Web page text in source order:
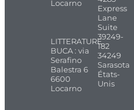
Locarno
LITTERATURE
BUCA : via
Serafino
Balestra 6
6600
Locarno
Express
Lane
Suite
39249-
182
34249
Sarasota
États-
Unis